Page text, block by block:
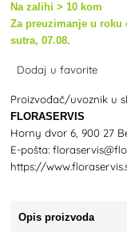
Na zalihi > 10 kom
Za preuzimanje u
sutra, 07.08.
Dodaj u favorite
Proizvođač/uvoznik u
FLORASERVIS
Horny dvor 6, 900 27
E-pošta:
https://
Opis proizvoda